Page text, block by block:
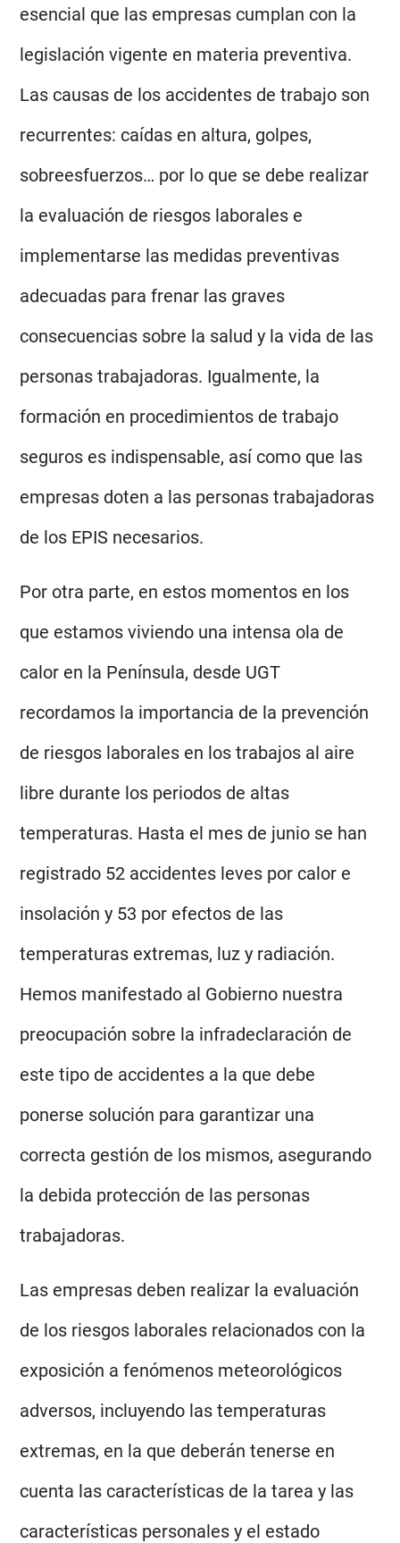
esencial que las empresas cumplan con la
legislación vigente en materia preventiva.
Las causas de los accidentes de trabajo son
recurrentes: caídas en altura, golpes,
sobreesfuerzos… por lo que se debe realizar
la evaluación de riesgos laborales e
implementarse las medidas preventivas
adecuadas para frenar las graves
consecuencias sobre la salud y la vida de las
personas trabajadoras. Igualmente, la
formación en procedimientos de trabajo
seguros es indispensable, así como que las
empresas doten a las personas trabajadoras
de los EPIS necesarios.
Por otra parte, en estos momentos en los
que estamos viviendo una intensa ola de
calor en la Península, desde UGT
recordamos la importancia de la prevención
de riesgos laborales en los trabajos al aire
libre durante los periodos de altas
temperaturas. Hasta el mes de junio se han
registrado 52 accidentes leves por calor e
insolación y 53 por efectos de las
temperaturas extremas, luz y radiación.
Hemos manifestado al Gobierno nuestra
preocupación sobre la infradeclaración de
este tipo de accidentes a la que debe
ponerse solución para garantizar una
correcta gestión de los mismos, asegurando
la debida protección de las personas
trabajadoras.
Las empresas deben realizar la evaluación
de los riesgos laborales relacionados con la
exposición a fenómenos meteorológicos
adversos, incluyendo las temperaturas
extremas, en la que deberán tenerse en
cuenta las características de la tarea y las
características personales y el estado